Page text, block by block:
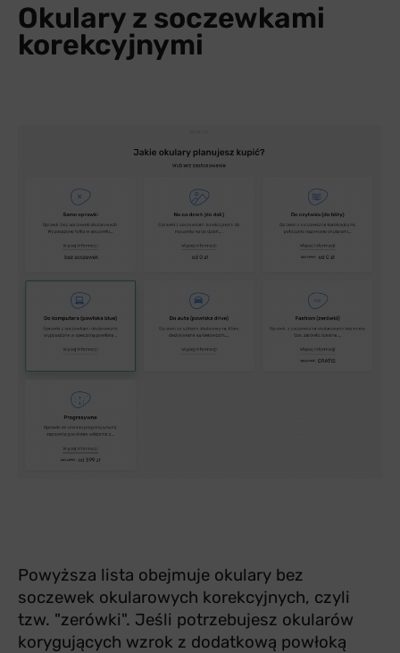
Okulary z soczewkami
korekcyjnymi
Powyższa lista obejmuje okulary bez
soczewek okularowych korekcyjnych, czyli
tzw. "zerówki". Jeśli potrzebujesz okularów
korygujących wzrok z dodatkową powłoką